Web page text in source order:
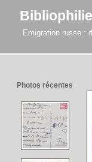
Emigration russe :
Photos récentes